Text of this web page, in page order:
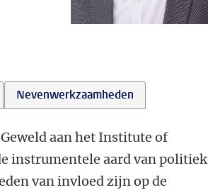
Nevenwerkzaamheden
aan het Institute of
instrumentele aard van politiek
van invloed zijn op de